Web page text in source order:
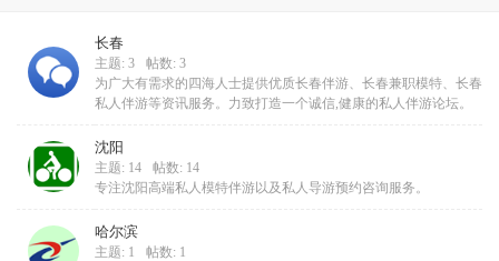
长春
主题: 3
帖数: 3
为广大有需求的四海人士提供优质长春伴游、长春兼职模特、长春
私人伴游等资讯服务。力致打造一个诚信,健康的私人伴游论坛。
沈阳
主题: 14
帖数: 14
专注沈阳高端私人模特伴游以及私人导游预约咨询服务。
哈尔滨
主题: 1
帖数: 1